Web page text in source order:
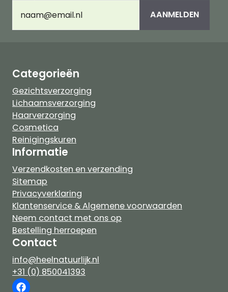
mailadres(Vereist) AANMELDEN
Categorieën
Gezichtsverzorging
Lichaamsverzorging
Haarverzorging
Cosmetica
Reinigingskuren
Informatie
Verzendkosten en verzending
Sitemap
Privacyverklaring
Klantenservice & Algemene voorwaarden
Neem contact met ons op
Bestelling herroepen
Contact
info@heelnatuurlijk.nl
+31 (0) 850041393